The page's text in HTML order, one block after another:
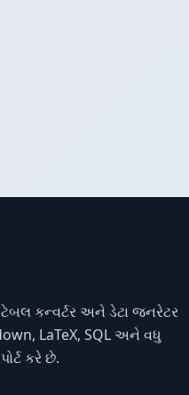
કન્વર્ટર અને ડેટા જનરેટર
LaTeX, SQL અને વધુ
કરે છે.